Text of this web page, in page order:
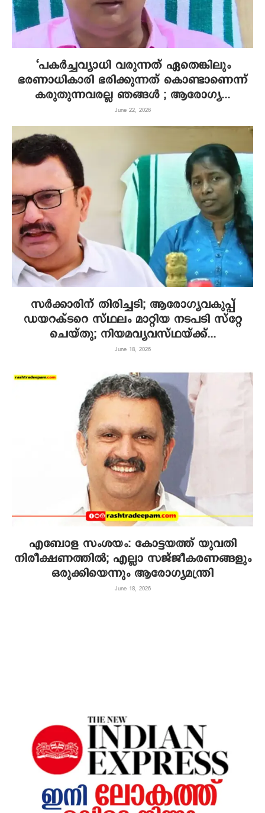
‘പകർച്ചവ്യാധി വരുന്നത് ഏതെങ്കിലും
ഭരണാധികാരി ഭരിക്കുന്നത് കൊണ്ടാണെന്ന്
കരുതുന്നവരല്ല ഞങ്ങൾ ; ആരോഗ്യ...
June 22, 2026
സർക്കാരിന് തിരിച്ചടി; ആരോഗ്യവകുപ്പ്
ഡയറക്ടറെ സ്ഥലം മാറ്റിയ നടപടി സ്റ്റേ
ചെയ്‌തു; നിയമവ്യവസ്ഥയ്ക്ക്...
June 18, 2026
എബോള സംശയം: കോട്ടയത്ത് യുവതി
നിരീക്ഷണത്തിൽ; എല്ലാ സജ്ജീകരണങ്ങളും
ഒരുക്കിയെന്നും ആരോഗ്യമന്ത്രി
June 18, 2026